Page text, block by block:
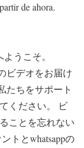
de ahora.
うこそ。
ビデオをお届け
たちをサポート
ください。 ビ
ことを忘れない
トとwhatsappの